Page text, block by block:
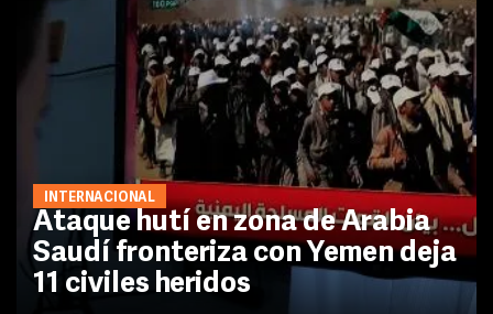
INTERNACIONAL
Ataque hutí en zona de Arabia
Saudí fronteriza con Yemen deja
11 civiles heridos